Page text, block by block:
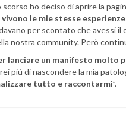
ho deciso di aprire la
le mie stesse
per scontato che avessi
nostra community. Però
lanciare un manifesto molto
più di nascondere la mia
tutto e raccontarmi”.